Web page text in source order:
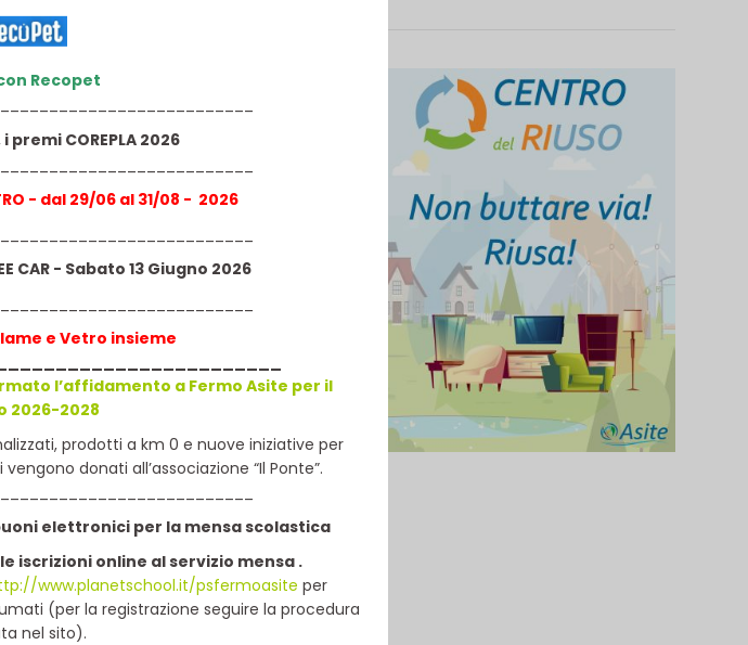
Recopet
premi COREPLA 2026
- dal 29/06 al 31/08 - 2026
CAR - Sabato 13 Giugno 2026
e Vetro insieme
l’affidamento a Fermo Asite per il
2026-2028
prodotti a km 0 e nuove iniziative per
donati all’associazione “Il Ponte”.
elettronici per la mensa scolastica
iscrizioni online al servizio mensa .
www.planetschool.it/psfermoasite per
(per la registrazione seguire la procedura
nel sito).
si possono
serali in varie zone
un’ottica di continuo
presentarvi la terza
R3, R4 ed R5,
tre tipologie di rifiuti
sosterà in punti
delle sopra dette
dal materiale e
vi invitiamo a